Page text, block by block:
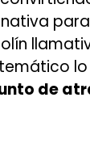
temático
de